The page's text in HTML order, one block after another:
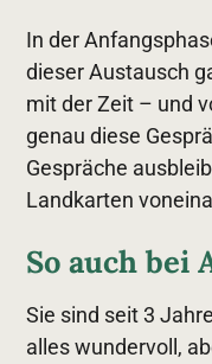
In der
dieser Austausch
mit der Zeit – und
genau diese
Gespräche
Landkarten
So auch bei
Sie sind seit 3
alles wundervoll,